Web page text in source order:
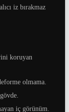
iz bırakmaz
koruyan
olmama.
iç görünüm.